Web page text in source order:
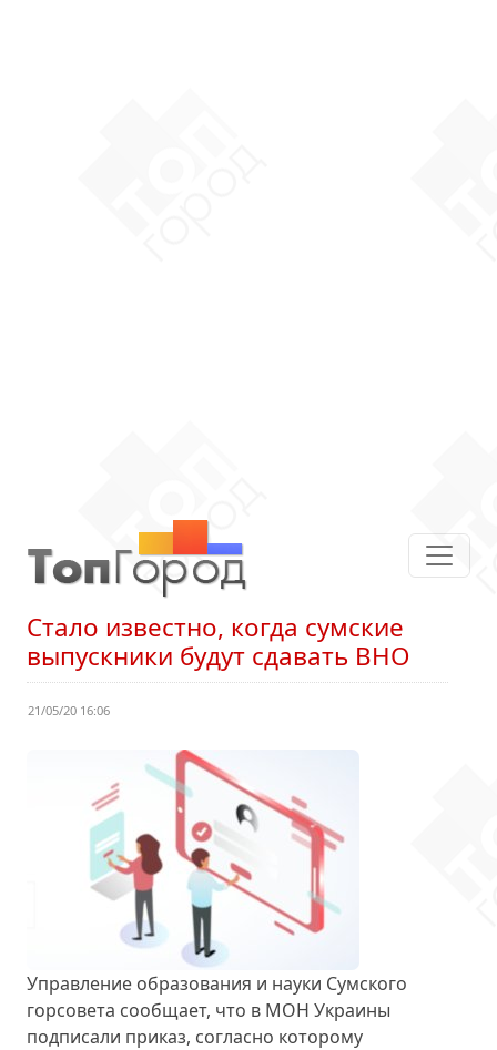
Стало известно, когда сумские
выпускники будут сдавать ВНО
21/05/20 16:06
Управление образования и науки Сумского
горсовета сообщает, что в МОН Украины
подписали приказ, согласно которому